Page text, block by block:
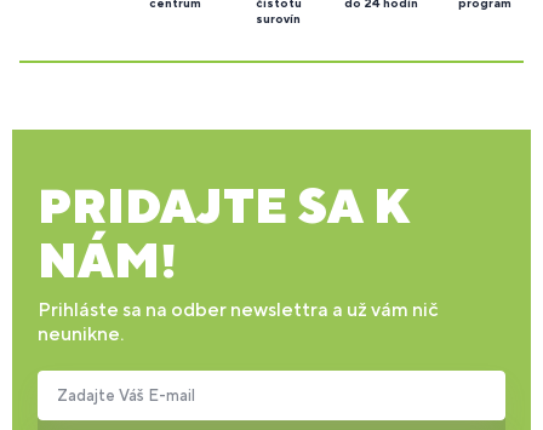
surovín
PRIDAJTE SA K
NÁM!
Prihláste sa na odber newslettra a už vám nič
neunikne.
Zadajte Váš E-mail